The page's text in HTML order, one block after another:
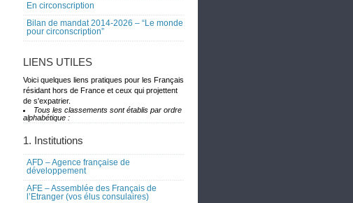
En circonscription
Bilan de mandat 2014-2026 – “Le monde
pour circonscription”
LIENS UTILES
Voici quelques liens pratiques pour les Français
résidant hors de France et ceux qui projettent
de s'expatrier.
Tous les classements sont établis par ordre
alphabétique :
1. Institutions
AFD – Agence française de
développement
AFE – Assemblée des Français de
l’Etranger (vos élus consulaires)